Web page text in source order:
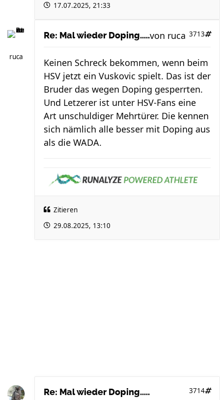
17.07.2025, 21:33
ruca
Re: Mal wieder Doping..... 3713
von ruca
Keinen Schreck bekommen, wenn beim
HSV jetzt ein Vuskovic spielt. Das ist der
Bruder das wegen Doping gesperrten.
Und Letzerer ist unter HSV-Fans eine
Art unschuldiger Mehrtürer. Die kennen
sich nämlich alle besser mit Doping aus
als die WADA.
Zitieren
29.08.2025, 13:10
Re: Mal wieder Doping..... 3714